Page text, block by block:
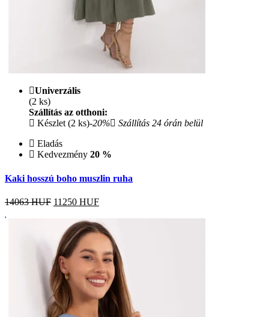
Univerzális
(2 ks)
Szállítás az otthoni:
Készlet (2 ks)-20%
Szállítás 24 órán belül
Eladás
Kedvezmény 20 %
Kaki hosszú boho muszlin ruha
14063 HUF 11250 HUF